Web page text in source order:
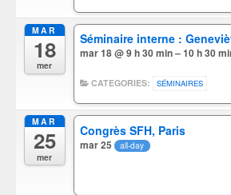
MAR
18
mer
Séminaire interne :
mar 18 @ 9 h 30 min – 10 h 30
CATEGORIES: SÉMINAIRES
MAR
25
mer
Congrès SFH, Paris
mar 25 all-day